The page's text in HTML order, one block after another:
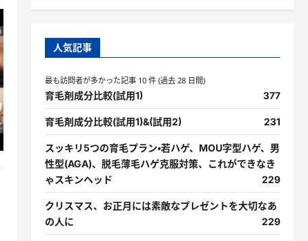
人気記事
最も訪問者が多かった記事 10 件 (過去 28 日間)
育毛剤成分比較(試用1) 377
育毛剤成分比較(試用1)&(試用2) 231
スッキリ5つの育毛プラン・若ハゲ、MOU字型ハゲ、男
性型(AGA)、脱毛薄毛ハゲ克服対策、これができなき
ゃスキンヘッド
229
クリスマス、お正月には素敵なプレゼントを大切なあ
の人に
229